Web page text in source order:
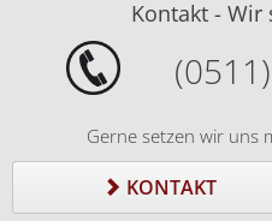
Kontakt - Wir
Gerne setzen wir uns
KONTAKT